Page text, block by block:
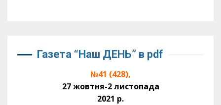
Газета “Наш ДЕНЬ” в pdf
№41 (428),
27 жовтня-2 листопада
2021 р.